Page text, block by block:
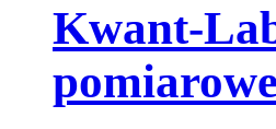
Kwant-
pomiarowe